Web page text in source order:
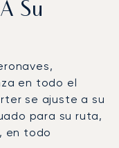
Su
en todo el
se ajuste a su
para su ruta,
en todo